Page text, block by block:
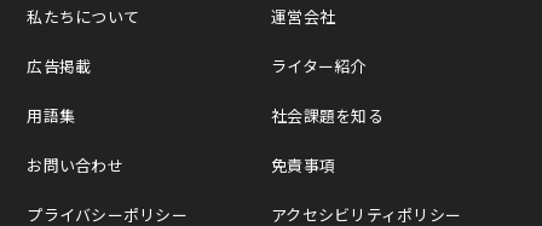
私たちについて
広告掲載
用語集
お問い合わせ
プライバシーポリシー
運営会社
ライター紹介
社会課題を知る
免責事項
アクセシビリティポリシー